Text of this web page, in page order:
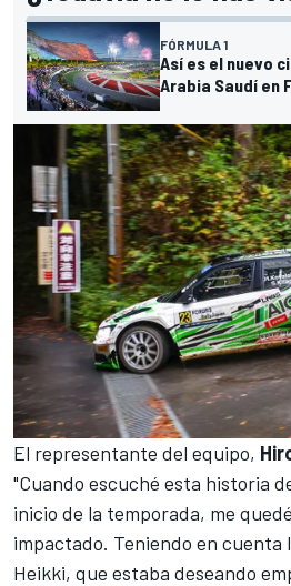
FÓRMULA 1
Así es el nuevo
Arabia Saudí en
El representante del equipo,
"Cuando escuché esta historia
inicio de la temporada, me
impactado. Teniendo en cuenta
Heikki, que estaba deseando